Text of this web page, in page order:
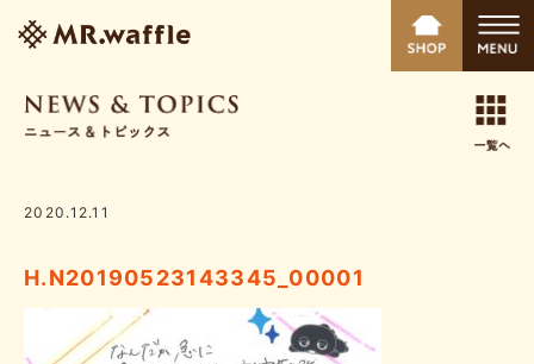
2020.12.11
H.N20190523143345_00001